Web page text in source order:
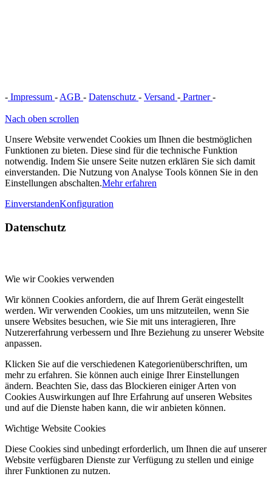
- Impressum -AGB - Datenschutz - Versand - Partner-
Nach oben scrollen
Unsere Website verwendet Cookies um Ihnen die bestmöglichen
Funktionen zu bieten. Diese sind für die technische Funktion
notwendig. Indem Sie unsere Seite nutzen erklären Sie sich damit
einverstanden. Die Nutzung von Analyse Tools können Sie in den
Einstellungen abschalten.Mehr erfahren
EinverstandenKonfiguration
Datenschutz
Wie wir Cookies verwenden
Wir können Cookies anfordern, die auf Ihrem Gerät eingestellt
werden. Wir verwenden Cookies, um uns mitzuteilen, wenn Sie
unsere Websites besuchen, wie Sie mit uns interagieren, Ihre
Nutzererfahrung verbessern und Ihre Beziehung zu unserer Website
anpassen.
Klicken Sie auf die verschiedenen Kategorienüberschriften, um
mehr zu erfahren. Sie können auch einige Ihrer Einstellungen
ändern. Beachten Sie, dass das Blockieren einiger Arten von
Cookies Auswirkungen auf Ihre Erfahrung auf unseren Websites
und auf die Dienste haben kann, die wir anbieten können.
Wichtige Website Cookies
Diese Cookies sind unbedingt erforderlich, um Ihnen die auf unserer
Website verfügbaren Dienste zur Verfügung zu stellen und einige
ihrer Funktionen zu nutzen.